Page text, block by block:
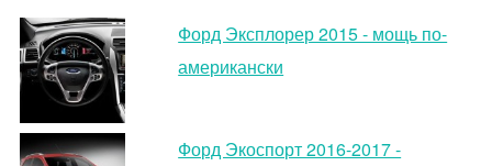
Форд Эксплорер 2015 - мощь по-
американски
Форд Экоспорт 2016-2017 -